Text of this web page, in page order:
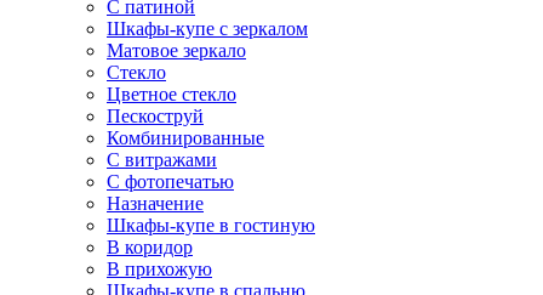
С патиной
Шкафы-купе с зеркалом
Матовое зеркало
Стекло
Цветное стекло
Пескоструй
Комбинированные
С витражами
С фотопечатью
Назначение
Шкафы-купе в гостиную
В коридор
В прихожую
Шкафы-купе в спальню